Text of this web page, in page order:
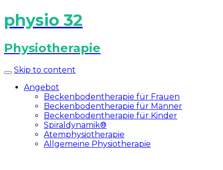
physio 32
Physiotherapie
Skip to content
Angebot
Beckenbodentherapie für Frauen
Beckenbodentherapie für Männer
Beckenbodentherapie für Kinder
Spiraldynamik®
Atemphysiotherapie
Allgemeine Physiotherapie